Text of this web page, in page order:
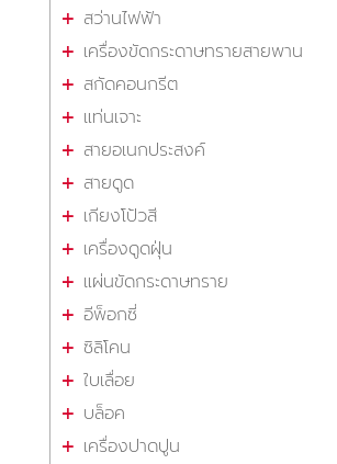
สว่านไฟฟ้า
เครื่องขัดกระดาษทรายสายพาน
สกัดคอนกรีต
แท่นเจาะ
สายอเนกประสงค์
สายดูด
เกียงโป้วสี
เครื่องดูดฝุ่น
แผ่นขัดกระดาษทราย
อีพ็อกซี่
ซิลิโคน
ใบเลื่อย
บล็อค
เครื่องปาดปูน